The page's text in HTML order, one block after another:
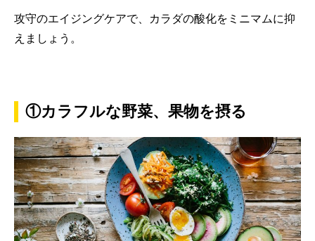
攻守のエイジングケアで、カラダの酸化をミニマムに抑
えましょう。
①カラフルな野菜、果物を摂る